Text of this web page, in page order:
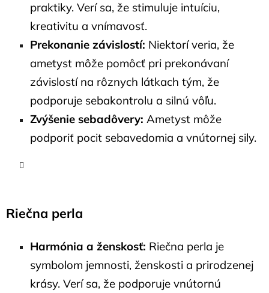
praktiky. Verí sa, že stimuluje intuíciu,
kreativitu a vnímavosť.
Prekonanie závislostí: Niektorí veria, že
ametyst môže pomôcť pri prekonávaní
závislostí na rôznych látkach tým, že
podporuje sebakontrolu a silnú vôľu.
Zvýšenie sebadôvery: Ametyst môže
podporiť pocit sebavedomia a vnútornej sily.
Riečna perla
Harmónia a ženskosť: Riečna perla je
symbolom jemnosti, ženskosti a prirodzenej
krásy. Verí sa, že podporuje vnútornú